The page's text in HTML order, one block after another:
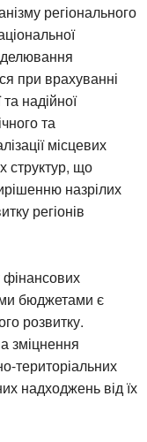
регіонального
при врахуванні
надійної
та
місцевих
структур, що
назрілих
регіонів
бюджетами є
розвитку.
зміцнення
територіальних
надходжень від їх